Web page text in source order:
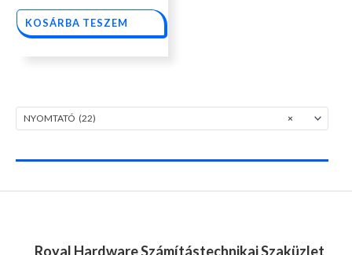
×
NYOMTATÓ (22)
KOSÁRBA TESZEM
Royal Hardware Számítástechnikai Szaküzlet